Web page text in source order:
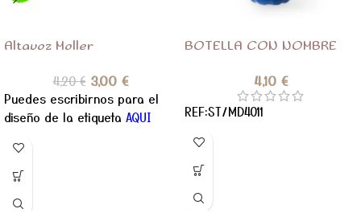
Altavoz Moller
4,20€ 3,00 €
Puedes escribirnos para el
diseño de la etiqueta AQUI
BOTELLA CON NOMBRE
4,10 €
REF:ST/MD4011